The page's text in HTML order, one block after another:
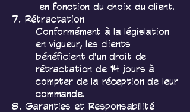
en fonction du choix du client.
7. Rétractation
Conformément à la législation
en vigueur, les clients
bénéficient d'un droit de
rétractation de 14 jours à
compter de la réception de leur
commande.
8. Garanties et Responsabilité